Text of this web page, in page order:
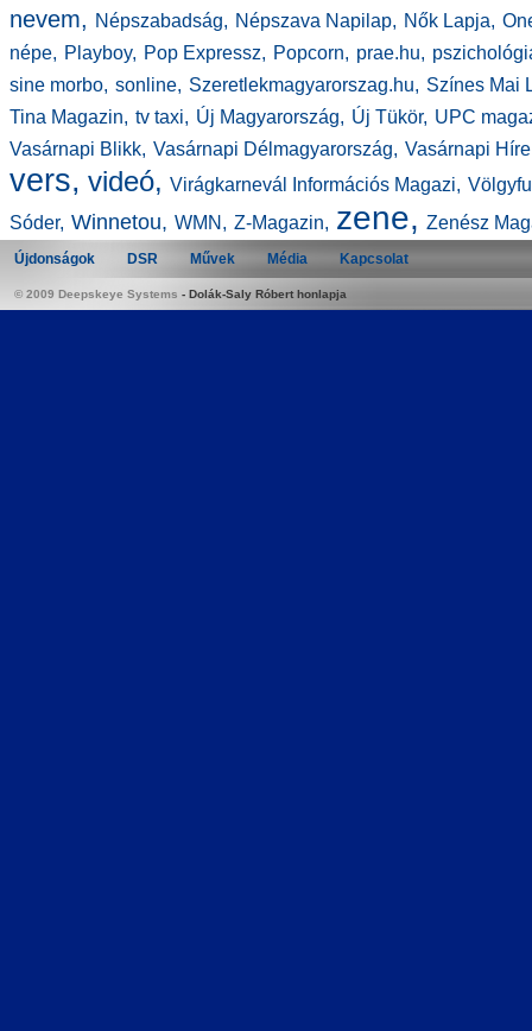
nevem, Népszabadság, Népszava Napilap, Nők Lapja,
népe, Playboy, Pop Expressz, Popcorn, prae.hu,
sine morbo, sonline, Szeretlekmagyarorszag.hu, Színes Mai
Tina Magazin, tv taxi, Új Magyarország, Új Tükör, UPC
Vasárnapi Blikk, Vasárnapi Délmagyarország, Vasárnapi
vers, videó, Virágkarnevál Információs Magazi,
Sóder, Winnetou, WMN, Z-Magazin, zene, Zenész
Újdonságok DSR Művek Média Kapcsolat
© 2009 Deepskeye Systems - Dolák-Saly Róbert honlapja